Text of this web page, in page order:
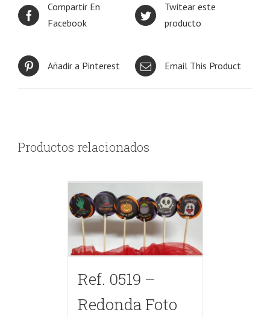
Compartir En
Facebook
Twitear este
producto
Añadir a Pinterest Email This Product
Productos relacionados
Ref. 0519 –
Redonda Foto